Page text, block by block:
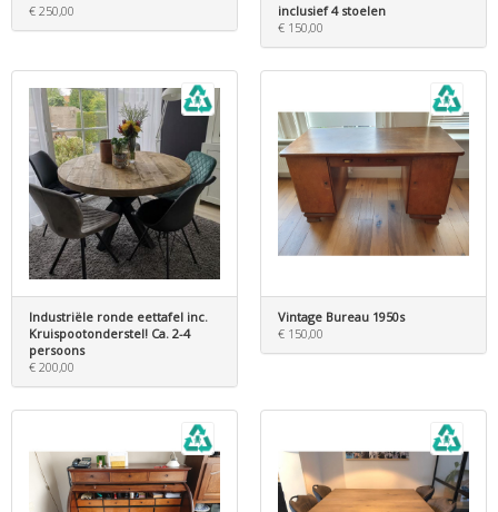
€ 250,00
inclusief 4 stoelen
€ 150,00
Industriële ronde eettafel inc.
Kruispootonderstel! Ca. 2-4
persoons
€ 200,00
Vintage Bureau 1950s
€ 150,00